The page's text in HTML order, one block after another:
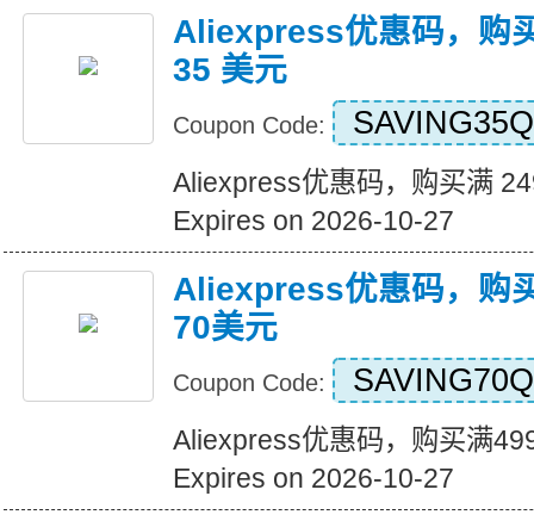
Aliexpress优惠码，购
35 美元
Coupon Code: SAVING35Q
Aliexpress优惠码，购买满
Expires on 2026-10-27
Aliexpress优惠码，购
70美元
Coupon Code: SAVING70Q
Aliexpress优惠码，购买满
Expires on 2026-10-27